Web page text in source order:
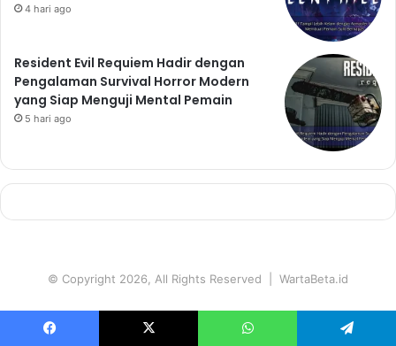
4 hari ago
Resident Evil Requiem Hadir dengan
Pengalaman Survival Horror Modern
yang Siap Menguji Mental Pemain
5 hari ago
© Copyright 2026, All Rights Reserved | WartaBeta.id